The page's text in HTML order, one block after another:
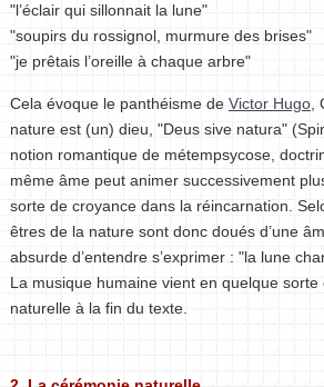
"l’éclair qui sillonnait la lune"
"soupirs du rossignol, murmure des brises"
"je prêtais l’oreille à chaque arbre"
Cela évoque le panthéisme de Victor Hugo
nature est (un) dieu, "Deus sive natura"
notion romantique de métempsycose,
même âme peut animer successivement
sorte de croyance dans la réincarnation.
êtres de la nature sont donc doués d’une
absurde d’entendre s’exprimer : "la lune
La musique humaine vient en quelque
naturelle à la fin du texte.